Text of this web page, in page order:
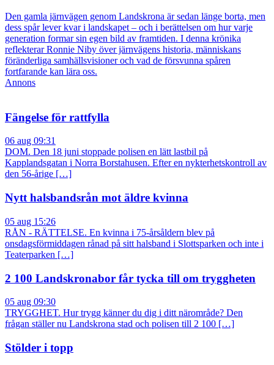
Den gamla järnvägen genom Landskrona är sedan länge borta, men
dess spår lever kvar i landskapet – och i berättelsen om hur varje
generation formar sin egen bild av framtiden. I denna krönika
reflekterar Ronnie Niby över järnvägens historia, människans
föränderliga samhällsvisioner och vad de försvunna spåren
fortfarande kan lära oss.
Annons
Fängelse för rattfylla
06 aug 09:31
DOM. Den 18 juni stoppade polisen en lätt lastbil på
Kapplandsgatan i Norra Borstahusen. Efter en nykterhetskontroll av
den 56-årige […]
Nytt halsbandsrån mot äldre kvinna
05 aug 15:26
RÅN - RÄTTELSE. En kvinna i 75-årsåldern blev på
onsdagsförmiddagen rånad på sitt halsband i Slottsparken och inte i
Teaterparken […]
2 100 Landskronabor får tycka till om tryggheten
05 aug 09:30
TRYGGHET. Hur trygg känner du dig i ditt närområde? Den
frågan ställer nu Landskrona stad och polisen till 2 100 […]
Stölder i topp